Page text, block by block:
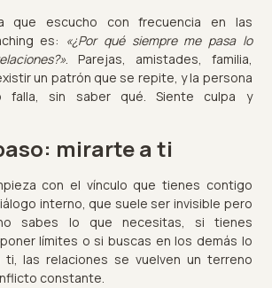
que escucho con frecuencia en las
es: «¿Por qué siempre me pasa lo
. Parejas, amistades, familia,
un patrón que se repite, y la persona
falla, sin saber qué. Siente culpa y
mirarte a ti
con el vínculo que tienes contigo
interno, que suele ser invisible pero
sabes lo que necesitas, si tienes
límites o si buscas en los demás lo
las relaciones se vuelven un terreno
constante.